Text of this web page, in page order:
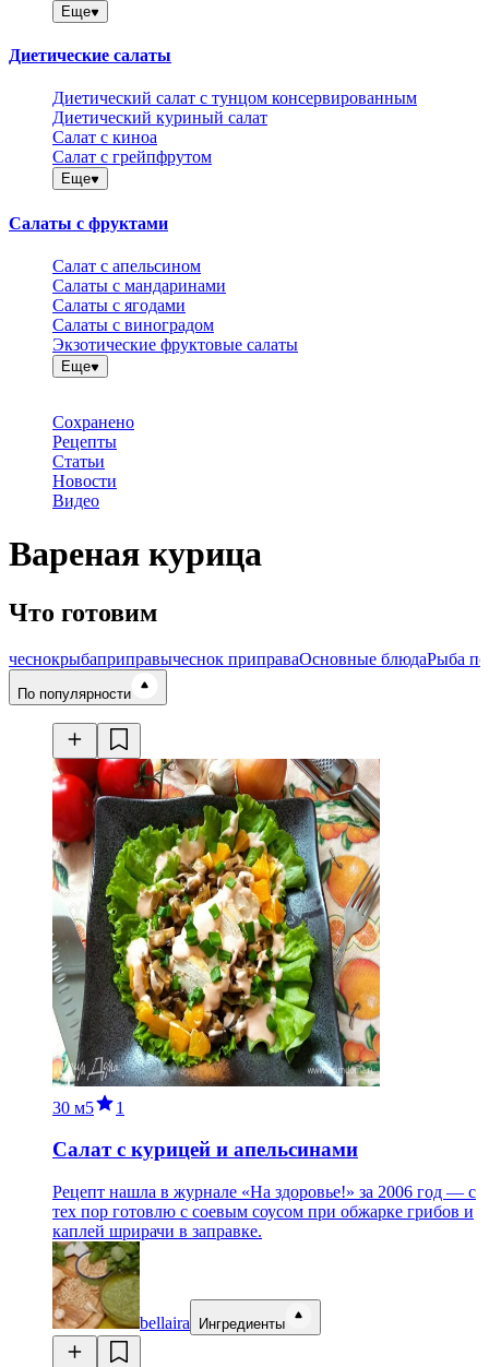
Еще
Диетические салаты
Диетический салат с тунцом консервированным
Диетический куриный салат
Салат с киноа
Салат с грейпфрутом
Еще
Салаты с фруктами
Салат с апельсином
Салаты с мандаринами
Салаты с ягодами
Салаты с виноградом
Экзотические фруктовые салаты
Еще
Сохранено
Рецепты
Статьи
Новости
Видео
Вареная курица
Что готовим
чеснокрыбаприправычеснок приправаОсновные блюдаРыба
Время готовки
По популярности
30 м5 1
Салат с курицей и апельсинами
Рецепт нашла в журнале «На здоровье!» за 2006 год — с
тех пор готовлю с соевым соусом при обжарке грибов и
каплей шрирачи в заправке.
bellaira Ингредиенты